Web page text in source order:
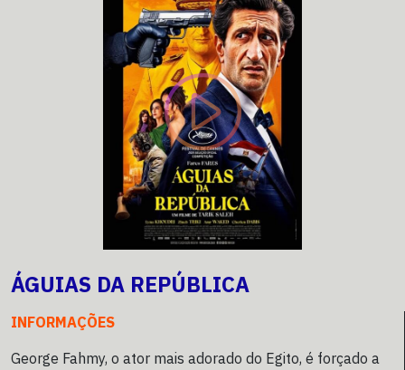
ÁGUIAS DA REPÚBLICA
INFORMAÇÕES
George Fahmy, o ator mais adorado do Egito, é forçado a